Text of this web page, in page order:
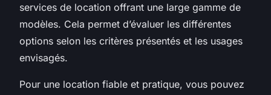
services de location offrant une large gamme de
modèles. Cela permet d’évaluer les différentes
options selon les critères présentés et les usages
envisagés.
Pour une location fiable et pratique, vous pouvez